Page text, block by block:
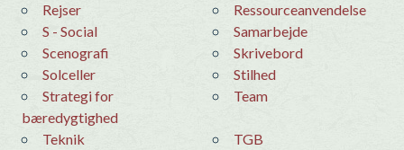
Rejser
Ressourceanvendelse
S - Social
samarbejde
Scenografi
skrivebord
Solceller
stilhed
Strategi for
bæredygtighed
team
teknik TGB